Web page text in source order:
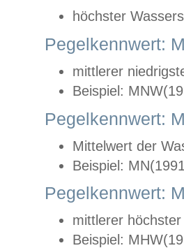
höchster
Pegelkennwert:
mittlerer
Beispiel:
Pegelkennwert:
Mittelwert der
Beispiel:
Pegelkennwert:
mittlerer
Beispiel: